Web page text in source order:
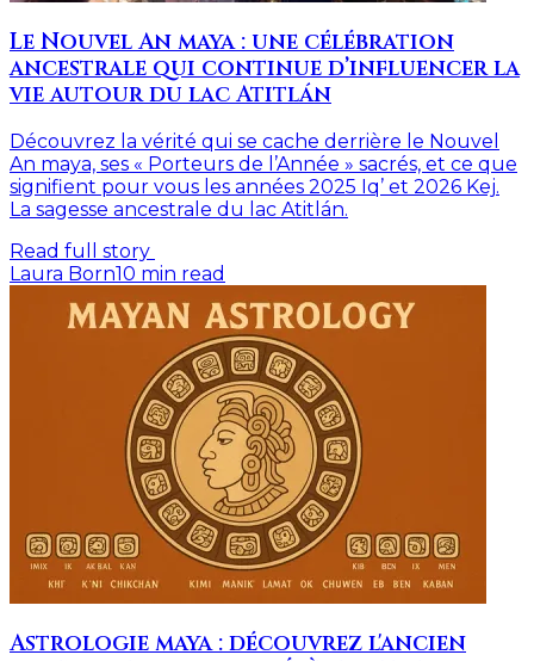
Le Nouvel An maya : une célébration
ancestrale qui continue d’influencer la
vie autour du lac Atitlán
Découvrez la vérité qui se cache derrière le Nouvel
An maya, ses « Porteurs de l’Année » sacrés, et ce que
signifient pour vous les années 2025 Iq’ et 2026 Kej.
La sagesse ancestrale du lac Atitlán.
Read full story
Laura Born10 min read
Astrologie maya : découvrez l'ancien